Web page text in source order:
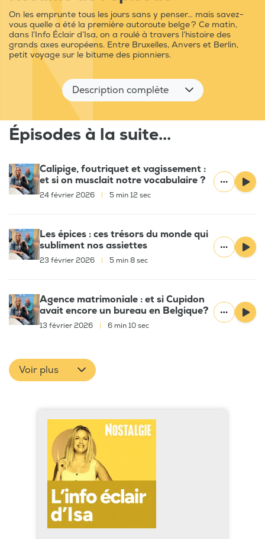
On les emprunte tous les jours sans y penser… mais savez-
vous quelle a été la première autoroute belge ? Ce matin,
dans l’Info Éclair d’Isa, on a roulé à travers l’histoire des
grands axes européens. Entre Bruxelles, Anvers et Berlin,
petit voyage sur le bitume des pionniers.
Description complète
Épisodes à la suite...
Calipige, foutriquet et vagissement :
et si on musclait notre vocabulaire ?
24 février 2026 5 min 12 sec
Les épices : ces trésors du monde qui
subliment nos assiettes
23 février 2026 5 min 8 sec
Agence matrimoniale : et si Cupidon
avait encore un bureau en Belgique?
13 février 2026 6 min 10 sec
Voir plus